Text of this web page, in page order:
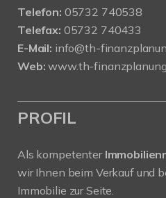
Telefon: 05732 740538
Telefax: 05732 740433
E-Mail: info@th-
Web: www.th-
PROFIL
Als kompetenter
wir Ihnen beim Verkauf und
Immobilie zur Seite.